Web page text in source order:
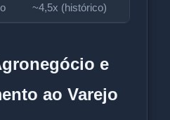
~4,5x (histórico)
e
ao Varejo